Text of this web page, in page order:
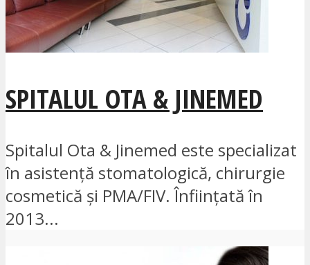
SPITALUL OTA & JINEMED
Spitalul Ota & Jinemed este specializat
în asistență stomatologică, chirurgie
cosmetică și PMA/FIV. Înființată în
2013...